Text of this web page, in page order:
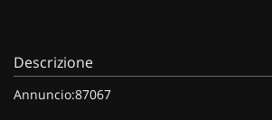
Descrizione
Annuncio:87067